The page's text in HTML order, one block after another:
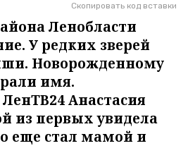
Скопировать код вставки
Ленобласти
У редких зверей
Новорожденному
имя.
Анастасия
из первых увидела
еще стал мамой и